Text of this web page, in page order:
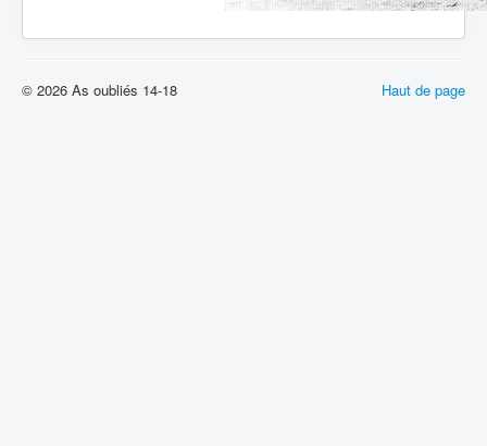
Haut de page
© 2026 As oubliés 14-18